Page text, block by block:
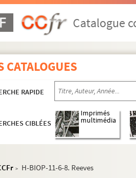
Catalogue
CATALOGUES
RAPIDE
CIBLÉES
Imprimés
multimédia
> H-BIOP-11-6-8. Reeves